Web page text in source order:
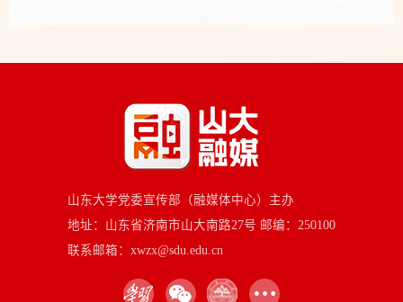
山东大学党委宣传部（融媒体中心）主办
地址：山东省济南市山大南路27号 邮编：250100
联系邮箱：xwzx@sdu.edu.cn